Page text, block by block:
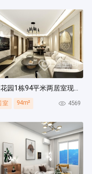
鑫阳花园1栋94平米两居室现代简约风装修案例
室 94m² 4569